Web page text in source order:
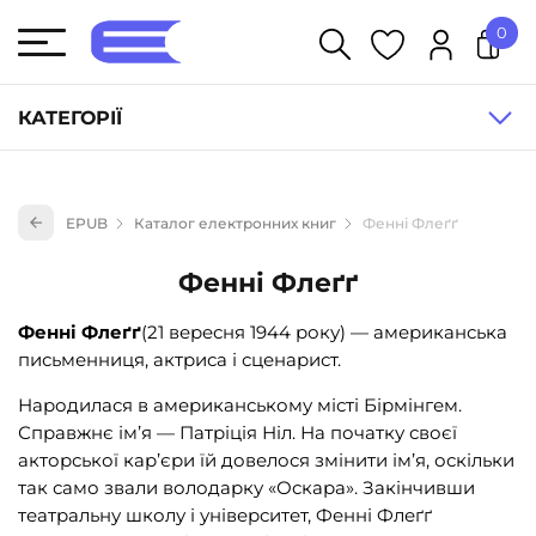
КАТЕГОРІЇ
Книги для дітей (836)
Книги для підлітків (240)
Навчальна література та посібники (527)
Енциклопедії, довідники, словники (55)
Подарункові сертифікати (1)
0
EPUB Каталог електронних книг Фенні Флеґґ
Фенні Флеґґ
Фенні Флеґґ(21 вересня 1944 року) — американська
письменниця, актриса і сценарист.
Народилася в американському місті Бірмінгем.
Справжнє ім’я — Патріція Ніл. На початку своєї
акторської кар’єри їй довелося змінити ім’я, оскільки
так само звали володарку «Оскара». Закінчивши
театральну школу і університет, Фенні Флеґґ